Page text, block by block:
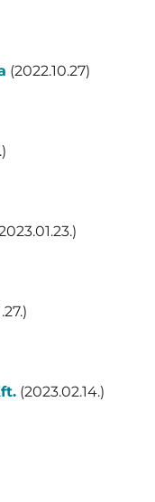
(2022.10.27)
(2023.02.14.)